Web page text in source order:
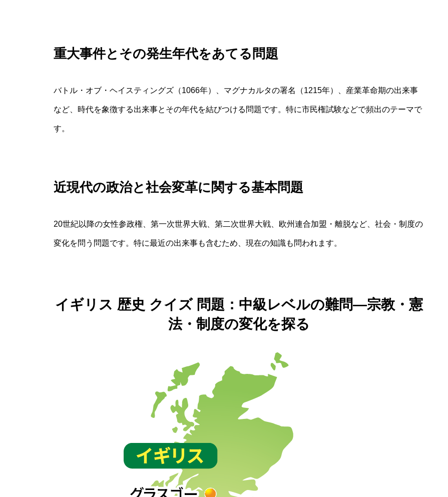
重大事件とその発生年代をあてる問題
バトル・オブ・ヘイスティングズ（1066年）、マグナカルタの署名（1215年）、産業革命期の出来事
など、時代を象徴する出来事とその年代を結びつける問題です。特に市民権試験などで頻出のテーマで
す。
近現代の政治と社会変革に関する基本問題
20世紀以降の女性参政権、第一次世界大戦、第二次世界大戦、欧州連合加盟・離脱など、社会・制度の
変化を問う問題です。特に最近の出来事も含むため、現在の知識も問われます。
イギリス 歴史 クイズ 問題：中級レベルの難問―宗教・憲
法・制度の変化を探る